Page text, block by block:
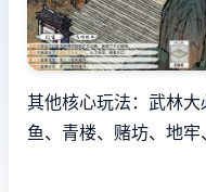
其他核心玩法：武林
鱼、青楼、赌坊、地